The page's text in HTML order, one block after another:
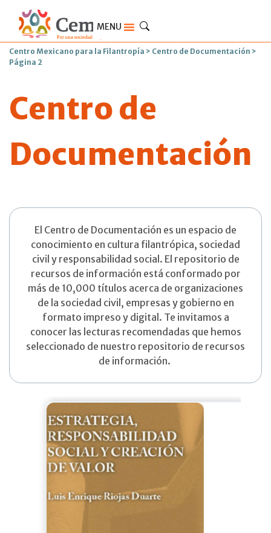
MENU
Centro Mexicano para la Filantropía > Centro de Documentación >
Página 2
Centro de
Documentación
El Centro de Documentación es un espacio de
conocimiento en cultura filantrópica, sociedad
civil y responsabilidad social. El repositorio de
recursos de información está conformado por
más de 10,000 títulos acerca de organizaciones
de la sociedad civil, empresas y gobierno en
formato impreso y digital. Te invitamos a
conocer las lecturas recomendadas que hemos
seleccionado de nuestro repositorio de recursos
de información.